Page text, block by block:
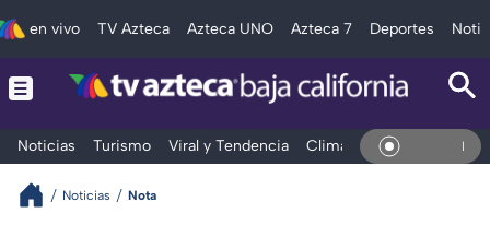
en vivo TV Azteca Azteca UNO Azteca 7 Deportes
Noticias Turismo Viral y Tendencia Clima Deportes En Vivo
Noticias Nota